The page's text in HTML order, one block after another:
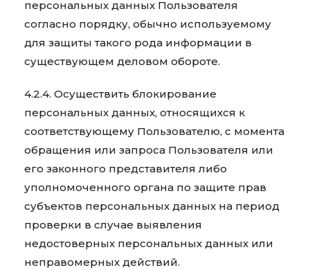
персональных данных Пользователя
согласно порядку, обычно используемому
для защиты такого рода информации в
существующем деловом обороте.
4.2.4. Осуществить блокирование
персональных данных, относящихся к
соответствующему Пользователю, с момента
обращения или запроса Пользователя или
его законного представителя либо
уполномоченного органа по защите прав
субъектов персональных данных на период
проверки в случае выявления
недостоверных персональных данных или
неправомерных действий.